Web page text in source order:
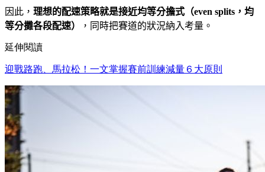
因此， 理想的配速策略就是接近均等分擔式（even splits ，均
等分攤各段配速）
，同時把賽道的狀況納入考量。
延伸閱讀
迎戰路跑、馬拉松！一文掌握賽前訓練減量６大原則